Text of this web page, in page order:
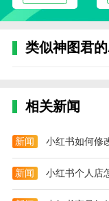
类似神图君的
相关新闻
新闻 小红书如何修
新闻 小红书个人店